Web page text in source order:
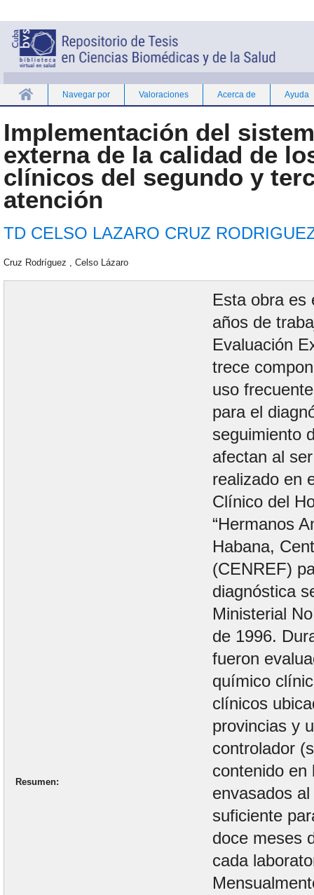
Navegar por Valoraciones Acerca de Ayuda
Implementación del
externa de la calidad de
clínicos del segundo y
atención
TD CELSO LAZARO CRUZ
Cruz Rodríguez , Celso Lázaro
Resumen
Esta obra es
años de
Evaluación
trece
uso
para el
seguimiento
afectan al
realizado en
Clínico del
“Hermanos
Habana,
(CENREF)
diagnóstica
Ministerial
de 1996.
fueron
químico
clínicos
provincias y
controlador
contenido en
envasados
suficiente
doce meses
cada